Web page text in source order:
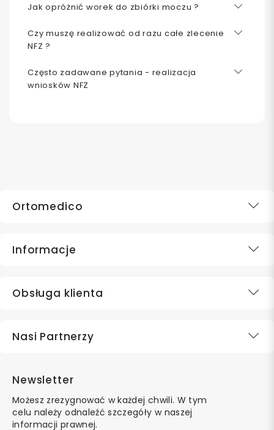
Jak opróżnić worek do zbiórki moczu ?
Czy muszę realizować od razu całe zlecenie
NFZ ?
Często zadawane pytania - realizacja
wniosków NFZ
Ortomedico
Informacje
Obsługa klienta
Nasi Partnerzy
Newsletter
Możesz zrezygnować w każdej chwili. W tym
celu należy odnaleźć szczegóły w naszej
informacji prawnej.